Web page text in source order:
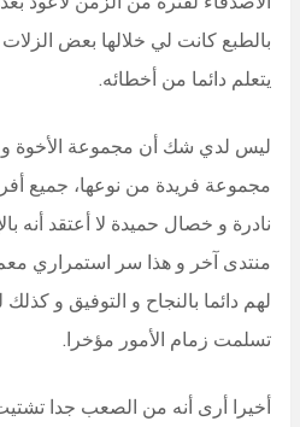
بالطبع كانت لي خلالها بعض
يتعلم دائما من أخطائه.
ليس لدي شك أن مجموعة الأخوة و
مجموعة فريدة من نوعها، جميع
نادرة و خصال حميدة لا أعتقد أنه
منتدى آخر و هذا سر استمراري
لهم دائما بالنجاح و التوفيق و كذلك
تسلمت زمام الأمور مؤخرا.
أخيرا أرى أنه من الصعب جدا